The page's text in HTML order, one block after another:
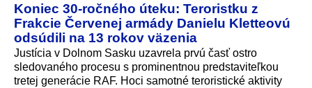
Koniec 30-ročného úteku: Teroristku z
Frakcie Červenej armády Danielu Kletteovú
odsúdili na 13 rokov väzenia
Justícia v Dolnom Sasku uzavrela prvú časť ostro
sledovaného procesu s prominentnou predstaviteľkou
tretej generácie RAF. Hoci samotné teroristické aktivity